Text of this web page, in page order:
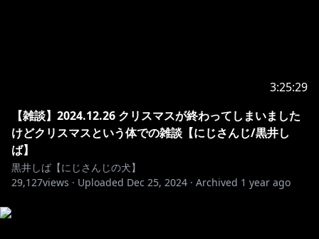
3:25:29
【雑談】2024.12.26 クリスマスが終わってしまいました
けどクリスマスという体での雑談【にじさんじ/黒井し
ば】
黒井しば【にじさんじの犬】
29,127views · Uploaded Dec 25, 2024 · Archived 1 year ago